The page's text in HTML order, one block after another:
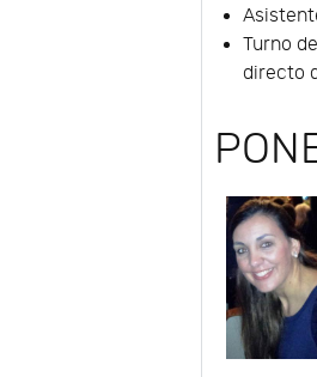
Turno
directo